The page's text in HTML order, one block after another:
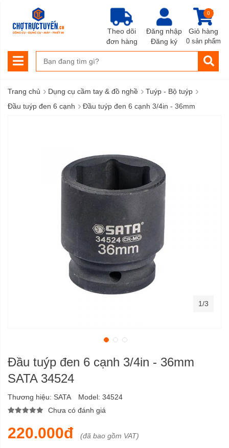
Đăng nhập
Đăng ký
Giỏ hàng
0
0 sản phẩm
Theo dõi
đơn hàng
Trang chủ › Dụng cụ cầm tay & đồ nghề › Tuýp - Bộ tuýp ›
Đầu tuýp đen 6 cạnh › Đầu tuýp đen 6 cạnh 3/4in - 36mm
Đầu tuýp đen 6 cạnh 3/4in - 36mm
SATA 34524
Thương hiệu: SATA Model: 34524
Chưa có đánh giá
220.000đ (đã bao gồm VAT)
1/3